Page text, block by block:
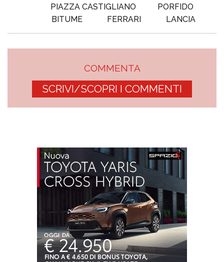
PIAZZA CASTIGLIANO
PORFIDO
BITUME
FERRARI LANCIA
COMMENTA
SCRIVI/SCOPRI I COMMENTI